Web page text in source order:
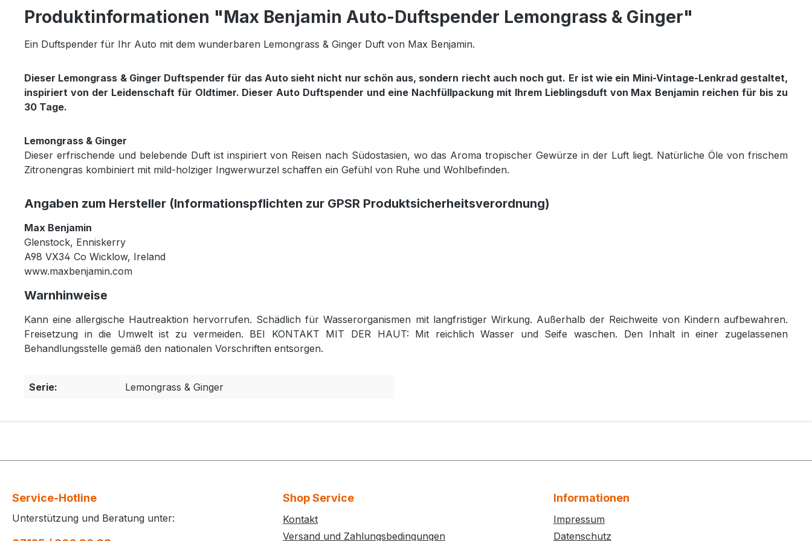
Produktinformationen "Max Benjamin Auto-Duftspender Lemongrass & Ginger"
Ein Duftspender für Ihr Auto mit dem wunderbaren Lemongrass & Ginger Duft von Max Benjamin.
Dieser Lemongrass & Ginger Duftspender für das Auto sieht nicht nur schön aus, sondern riecht auch noch gut. Er ist wie ein Mini-Vintage-Lenkrad gestaltet,
inspiriert von der Leidenschaft für Oldtimer. Dieser Auto Duftspender und eine Nachfüllpackung mit Ihrem Lieblingsduft von Max Benjamin reichen für bis zu
30 Tage.
Lemongrass & Ginger
Dieser erfrischende und belebende Duft ist inspiriert von Reisen nach Südostasien, wo das Aroma tropischer Gewürze in der Luft liegt. Natürliche Öle von frischem
Zitronengras kombiniert mit mild-holziger Ingwerwurzel schaffen ein Gefühl von Ruhe und Wohlbefinden.
Angaben zum Hersteller (Informationspflichten zur GPSR Produktsicherheitsverordnung)
Max Benjamin
Glenstock, Enniskerry
A98 VX34 Co Wicklow, Ireland
www.maxbenjamin.com
Warnhinweise
Kann eine allergische Hautreaktion hervorrufen. Schädlich für Wasserorganismen mit langfristiger Wirkung. Außerhalb der Reichweite von Kindern aufbewahren.
Freisetzung in die Umwelt ist zu vermeiden. BEI KONTAKT MIT DER HAUT: Mit reichlich Wasser und Seife waschen. Den Inhalt in einer zugelassenen
Behandlungsstelle gemäß den nationalen Vorschriften entsorgen.
Serie: Lemongrass & Ginger
Service-Hotline
Unterstützung und Beratung unter:
Shop Service
Kontakt
Versand und Zahlungsbedingungen
Informationen
Impressum
Datenschutz